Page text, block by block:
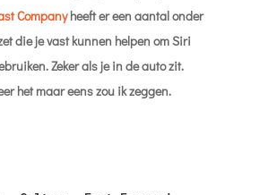
Companyheeft er een aantal onder
die je vast kunnen helpen om Siri
Zeker als je in de auto zit.
het maar eens zou ik zeggen.